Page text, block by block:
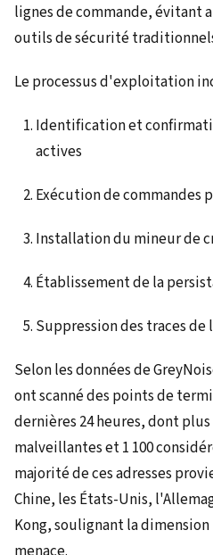
lignes de commande, évitant
outils de sécurité
Le processus d'exploitation
Identification et
actives
Exécution de commandes
Installation du mineur de
Établissement de la
Suppression des traces
Selon les données de
ont scanné des points de
dernières 24 heures, dont
malveillantes et 1 100
majorité de ces adresses
Chine, les États-Unis,
Kong, soulignant la